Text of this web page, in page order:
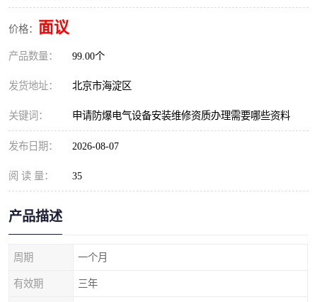
价格： 面议
产品数量： 99.00个
发货地址： 北京市海淀区
关键词： 申请防爆电气设备安装维修资质办理需要哪些资料
发布日期： 2026-08-07
阅 读 量： 35
产品描述
周期 一个月
有效期 三年